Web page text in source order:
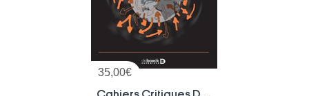
35,00€